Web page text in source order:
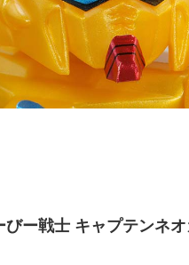
びー戦士 キャプテンネ